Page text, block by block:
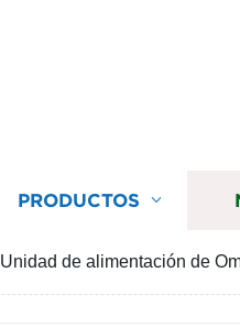
PRODUCTOS
Unidad de alimentación de